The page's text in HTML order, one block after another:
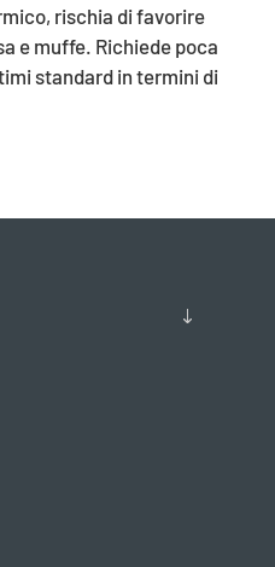
rischia di favorire
e muffe. Richiede poca
standard in termini di